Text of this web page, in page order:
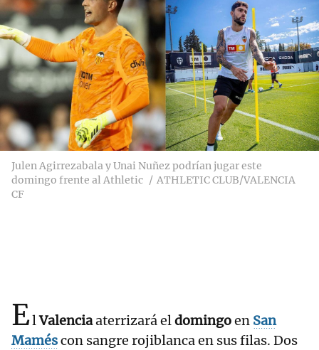
Julen Agirrezabala y Unai Nuñez podrían jugar este
domingo frente al Athletic
ATHLETIC CLUB/VALENCIA
CF
ElValenciaaterrizará eldomingoen San
Maméscon sangre rojiblanca en sus filas. Dos